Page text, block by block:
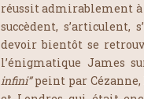
réussit admirablement à
succèdent, s’articulent,
devoir bientôt se
l’énigmatique James
infini”peint par